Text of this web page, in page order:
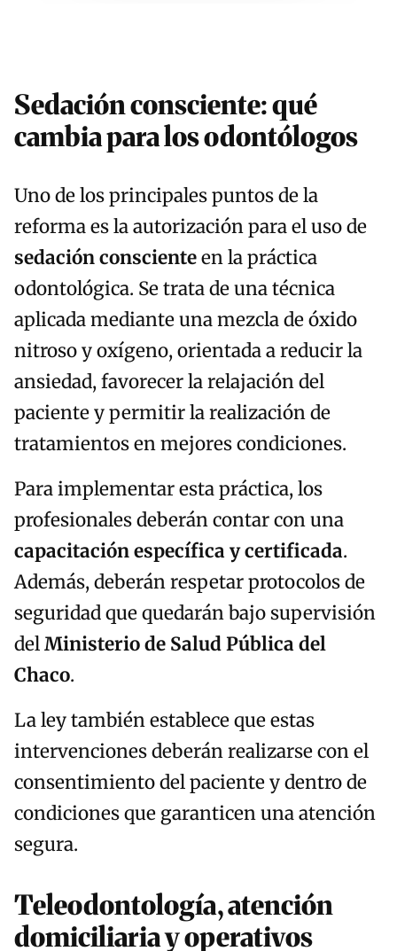
Sedación consciente: qué
cambia para los odontólogos
Uno de los principales puntos de la
reforma es la autorización para el uso de
sedación conscienteen la práctica
odontológica. Se trata de una técnica
aplicada mediante una mezcla de óxido
nitroso y oxígeno, orientada a reducir la
ansiedad, favorecer la relajación del
paciente y permitir la realización de
tratamientos en mejores condiciones.
Para implementar esta práctica, los
profesionales deberán contar con una
capacitación específica y certificada.
Además, deberán respetar protocolos de
seguridad que quedarán bajo supervisión
delMinisterio de Salud Pública del
Chaco.
La ley también establece que estas
intervenciones deberán realizarse con el
consentimiento del paciente y dentro de
condiciones que garanticen una atención
segura.
Teleodontología, atención
domiciliaria y operativos